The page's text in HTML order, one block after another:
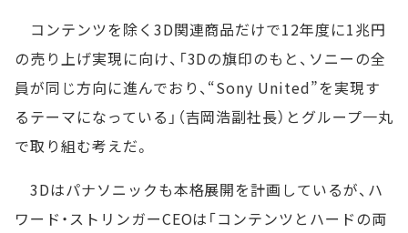
コンテンツを除く3D関連商品だけで12年度に1兆円
の売り上げ実現に向け、「3Dの旗印のもと、ソニーの全
員が同じ方向に進んでおり、“Sony United”を実現す
るテーマになっている」（吉岡浩副社長）とグループ一丸
で取り組む考えだ。
3Dはパナソニックも本格展開を計画しているが、ハ
ワード・ストリンガーCEOは「コンテンツとハードの両